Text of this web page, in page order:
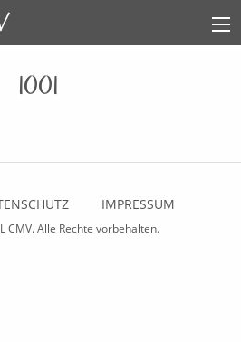
1001
IMPRESSUM
CMV. Alle Rechte vorbehalten.